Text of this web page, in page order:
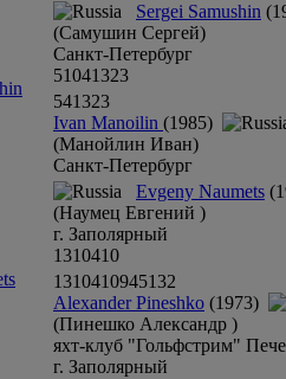
Sergei Samushin
(Самушин Сергей)
Санкт-Петербург
51041323
541323
Ivan Manoilin (1985)
(Манойлин Иван)
Санкт-Петербург
Evgeny Naumets
(Наумец Евгений )
г. Заполярный
1310410
1310410945132
Alexander Pineshko (1973)
(Пинешко Александр )
яхт-клуб "Гольфстрим"
г. Заполярный